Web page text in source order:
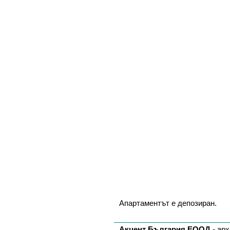
Апартаментът е депозиран.